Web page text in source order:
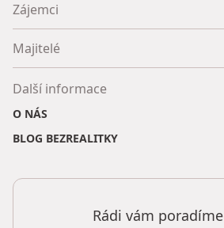
Zájemci
Majitelé
Další informace
O NÁS
BLOG BEZREALITKY
Rádi vám poradíme